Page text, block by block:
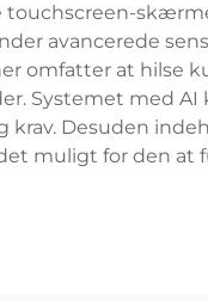
touchscreen-
avancerede
omfatter at hilse
Systemet med AI
krav. Desuden
muligt for den at